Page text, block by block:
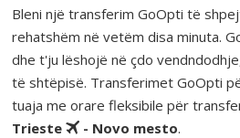
Bleni një transferim GoOpti të
rehatshëm në vetëm disa minuta.
dhe t'ju lëshojë në çdo
të shtëpisë. Transferimet GoOpti
tuaja me orare fleksibile për
Trieste
- Novo mesto.